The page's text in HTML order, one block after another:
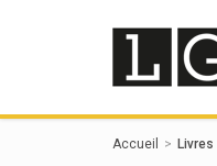
Accueil Livres